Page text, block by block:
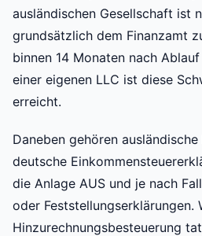
ausländischen Gesellschaft ist
grundsätzlich dem Finanzamt
binnen 14 Monaten nach
einer eigenen LLC ist diese
erreicht.
Daneben gehören
deutsche
die Anlage AUS und je nach
oder Feststellungserklärungen.
Hinzurechnungsbesteuerung